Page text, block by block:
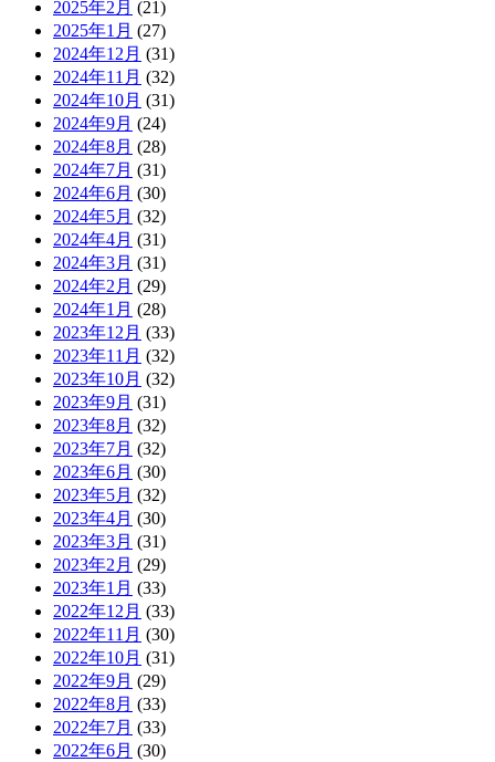
2025年2月 (21)
2025年1月 (27)
2024年12月 (31)
2024年11月 (32)
2024年10月 (31)
2024年9月 (24)
2024年8月 (28)
2024年7月 (31)
2024年6月 (30)
2024年5月 (32)
2024年4月 (31)
2024年3月 (31)
2024年2月 (29)
2024年1月 (28)
2023年12月 (33)
2023年11月 (32)
2023年10月 (32)
2023年9月 (31)
2023年8月 (32)
2023年7月 (32)
2023年6月 (30)
2023年5月 (32)
2023年4月 (30)
2023年3月 (31)
2023年2月 (29)
2023年1月 (33)
2022年12月 (33)
2022年11月 (30)
2022年10月 (31)
2022年9月 (29)
2022年8月 (33)
2022年7月 (33)
2022年6月 (30)